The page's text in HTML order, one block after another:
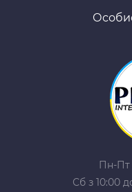
Пн-Пт
Сб з 10:00